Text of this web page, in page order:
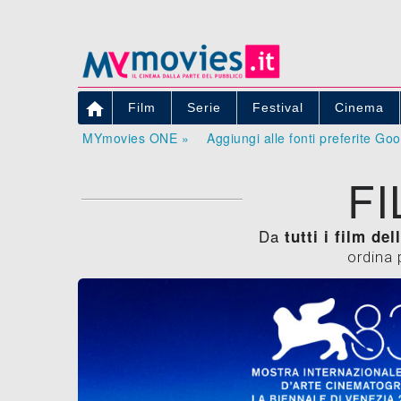
 Film Serie Festival Cinema
MYmovies ONE » Aggiungi alle fonti preferite
Da tutti i film
ordina